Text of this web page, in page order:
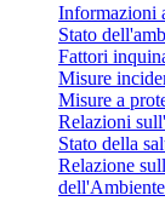
Informazioni
Stato
Fattori
Misure
Misure a
Relazioni
Stato della
Relazione